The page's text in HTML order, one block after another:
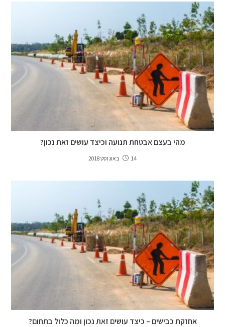
מהי בעצם אבטחת תנועה וכיצד עושים זאת נכון?
14 באוגוסט 2018
אחזקת כבישים – כיצד עושים זאת נכון ומה כלול בתחום?